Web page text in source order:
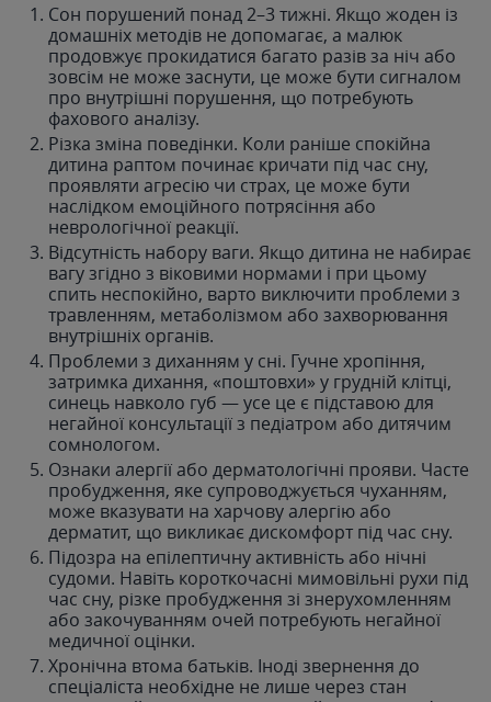
Сон порушений понад 2–3 тижні. Якщо жоден із
домашніх методів не допомагає, а малюк
продовжує прокидатися багато разів за ніч або
зовсім не може заснути, це може бути сигналом
про внутрішні порушення, що потребують
фахового аналізу.
Різка зміна поведінки. Коли раніше спокійна
дитина раптом починає кричати під час сну,
проявляти агресію чи страх, це може бути
наслідком емоційного потрясіння або
неврологічної реакції.
Відсутність набору ваги. Якщо дитина не набирає
вагу згідно з віковими нормами і при цьому
спить неспокійно, варто виключити проблеми з
травленням, метаболізмом або захворювання
внутрішніх органів.
Проблеми з диханням у сні. Гучне хропіння,
затримка дихання, «поштовхи» у грудній клітці,
синець навколо губ — усе це є підставою для
негайної консультації з педіатром або дитячим
сомнологом.
Ознаки алергії або дерматологічні прояви. Часте
пробудження, яке супроводжується чуханням,
може вказувати на харчову алергію або
дерматит, що викликає дискомфорт під час сну.
Підозра на епілептичну активність або нічні
судоми. Навіть короткочасні мимовільні рухи під
час сну, різке пробудження зі знерухомленням
або закочуванням очей потребують негайної
медичної оцінки.
Хронічна втома батьків. Іноді звернення до
спеціаліста необхідне не лише через стан